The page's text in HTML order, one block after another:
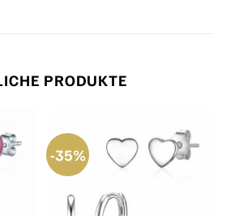
PRODUKTE
-35%